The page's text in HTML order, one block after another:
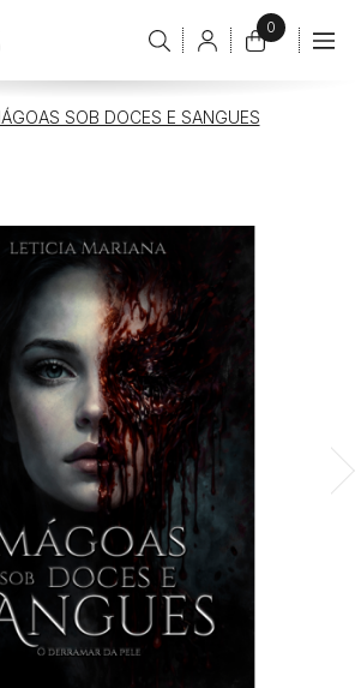
Conta
0
0,00€
SOB DOCES E SANGUES